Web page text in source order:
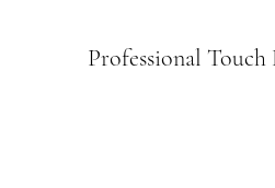
Professional Touch